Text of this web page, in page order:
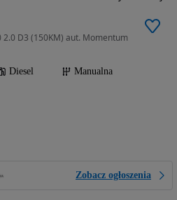
2.0 D3 (150KM) aut. Momentum
Diesel
Manualna
Zobacz ogłoszenia